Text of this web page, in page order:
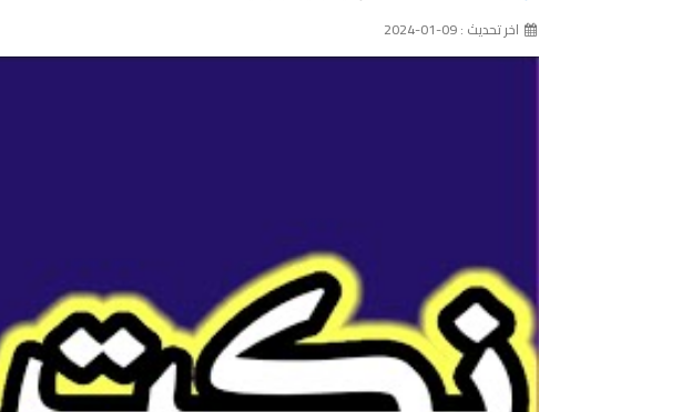
اخر تحديث : 09-01-2024